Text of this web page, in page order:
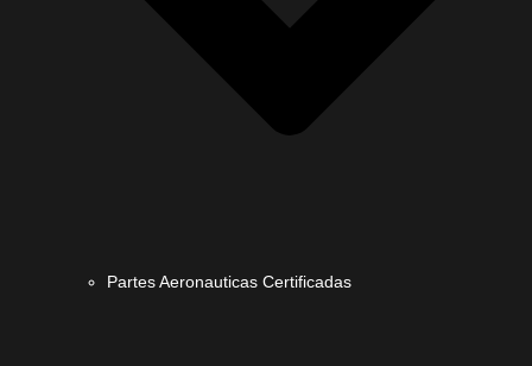
Partes Aeronauticas Certificadas